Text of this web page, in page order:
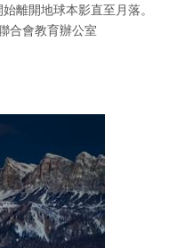
離開地球本影直至月落。
合會教育辦公室
姓名標示 4.0 國際 (CC